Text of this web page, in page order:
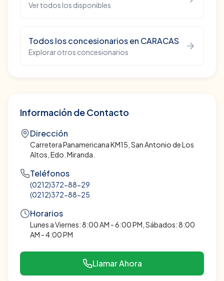
Ver todos los disponibles
Todos los concesionarios en CARACAS
Explorar otros concesionarios
Información de Contacto
Dirección
Carretera Panamericana KM15, San Antonio de Los
Altos, Edo. Miranda.
Teléfonos
(0212)372-88-29
(0212)372-88-25
Horarios
Lunes a Viernes: 8:00 AM - 6:00 PM, Sábados: 8:00
AM - 4:00 PM
Llamar Ahora